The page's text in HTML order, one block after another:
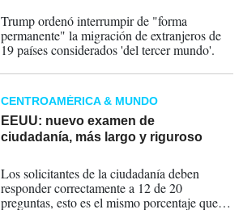
Trump ordenó interrumpir de "forma
permanente" la migración de extranjeros de
19 países considerados 'del tercer mundo'.
CENTROAMÉRICA & MUNDO
EEUU: nuevo examen de
ciudadanía, más largo y riguroso
Los solicitantes de la ciudadanía deben
responder correctamente a 12 de 20
preguntas, esto es el mismo porcentaje que